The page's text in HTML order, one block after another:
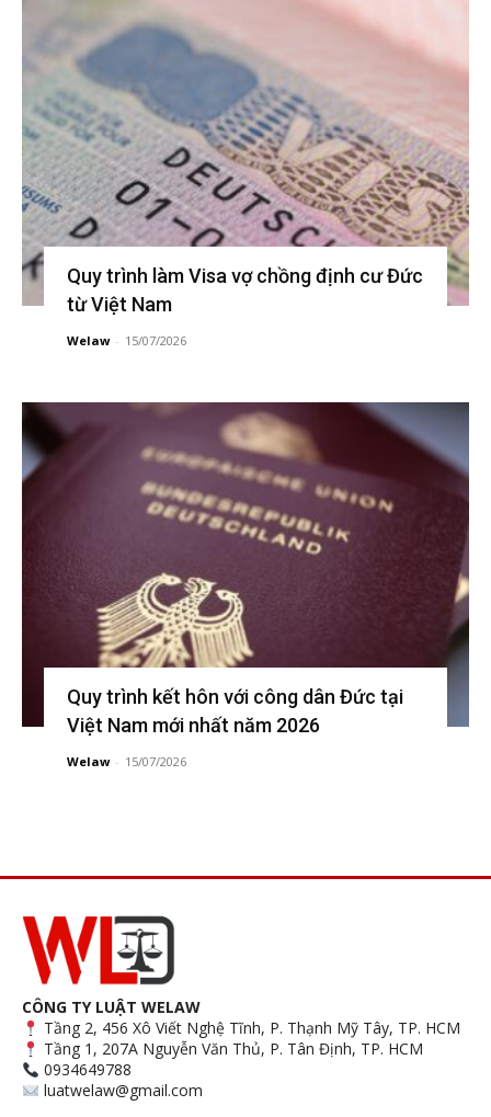
Quy trình làm Visa vợ chồng định cư Đức
từ Việt Nam
Welaw - 15/07/2026
Quy trình kết hôn với công dân Đức tại
Việt Nam mới nhất năm 2026
Welaw - 15/07/2026
CÔNG TY LUẬT WELAW
Tầng 2, 456 Xô Viết Nghệ Tĩnh, P. Thạnh Mỹ Tây, TP. HCM
Tầng 1, 207A Nguyễn Văn Thủ, P. Tân Định, TP. HCM
0934649788
luatwelaw@gmail.com